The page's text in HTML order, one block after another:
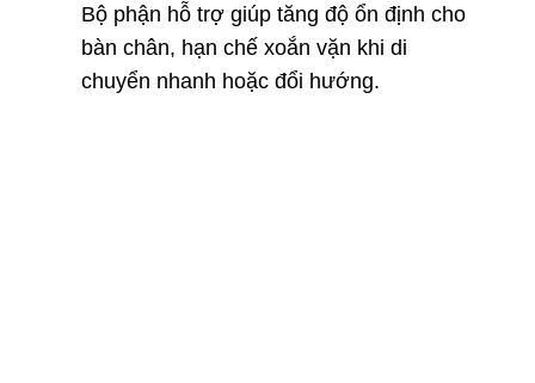
Bộ phận hỗ trợ giúp tăng độ ổn định cho
bàn chân, hạn chế xoắn vặn khi di
chuyển nhanh hoặc đổi hướng.